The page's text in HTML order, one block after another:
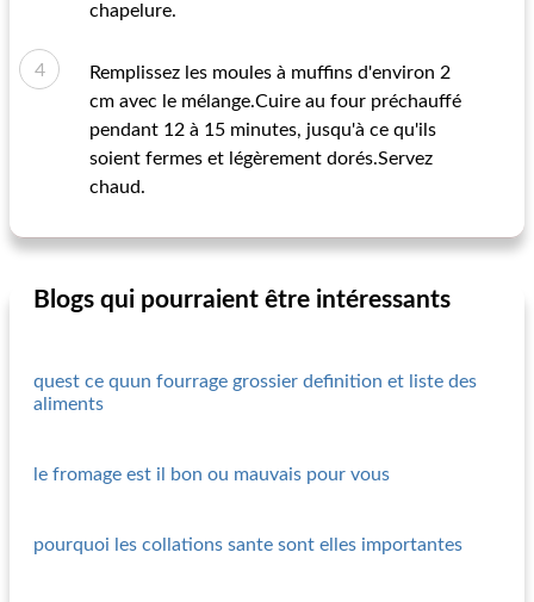
chapelure.
Remplissez les moules à muffins d'environ 2
cm avec le mélange.Cuire au four préchauffé
pendant 12 à 15 minutes, jusqu'à ce qu'ils
soient fermes et légèrement dorés.Servez
chaud.
Blogs qui pourraient être intéressants
quest ce quun fourrage grossier definition et liste des
aliments
le fromage est il bon ou mauvais pour vous
pourquoi les collations sante sont elles importantes